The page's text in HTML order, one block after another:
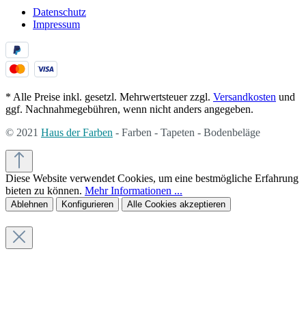
Datenschutz
Impressum
* Alle Preise inkl. gesetzl. Mehrwertsteuer zzgl. Versandkosten und
ggf. Nachnahmegebühren, wenn nicht anders angegeben.
© 2021 Haus der Farben - Farben - Tapeten - Bodenbeläge
Diese Website verwendet Cookies, um eine bestmögliche Erfahrung
bieten zu können. Mehr Informationen ...
Ablehnen Konfigurieren Alle Cookies akzeptieren